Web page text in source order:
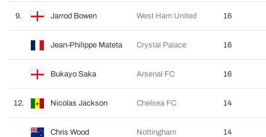
9. Jarrod Bowen West Ham United 16
Jean-Philippe Mateta Crystal Palace 16
Bukayo Saka Arsenal FC 16
12. Nicolas Jackson Chelsea FC 14
Chris Wood Nottingham 14